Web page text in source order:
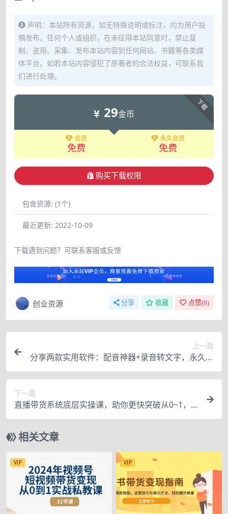
声明：本站所有资源，如无特殊说明或标注，均为用户投
稿发布。任何个人或组织，在未征得本站同意时，禁止复
制、盗用、采集、发布本站内容到任何网站、书籍等各类媒
体平台。如若本站内容侵犯了原著者的合法权益，可联系我
们进行处理。
下载
29金币
会员
免费
永久会员
免费
购买下载权限
包含资源: (1个)
最近更新: 2022-10-09
下载遇到问题？可联系客服或反馈
创业资源 分享 收藏 点赞(0)
上一篇
分享两款实用软件：配音神器+录音转文字，永久会
员，玩抖音必备！
下一篇
直播带货系统底层实操课，助你更快突破从0~1，
日销几W-几十W 爆爆爆
相关文章
VIP VIP